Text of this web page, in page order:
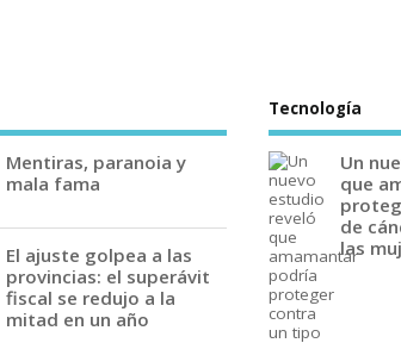
Mentiras, paranoia y
mala fama
El ajuste golpea a las
provincias: el superávit
fiscal se redujo a la
mitad en un año
Tecnología
Un
que
de
las